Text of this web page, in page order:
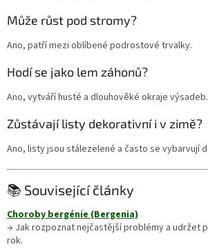
Může růst pod stromy?
Ano, patří mezi oblíbené podrostové trvalky.
Hodí se jako lem záhonů?
Ano, vytváří husté a dlouhověké okraje výsadeb.
Zůstávají listy dekorativní i v zimě?
Ano, listy jsou stálezelené a často se vybarvují
📚 Související články
Choroby bergénie (Bergenia)
→ Jak rozpoznat nejčastější problémy a udržet
rok.